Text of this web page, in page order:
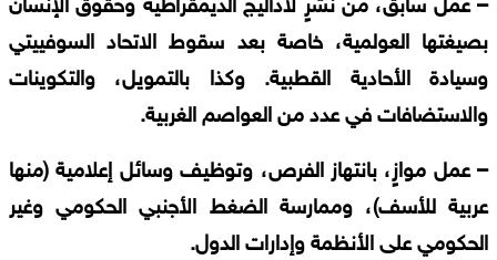
–عمل سابق، من نشرٍ لأداليج الديمقراطية وحقوق الإنسان
بصيغتها العولمية، خاصة بعد سقوط الاتحاد السوفييتي
وسيادة
الأحادية القطبية.وكذا بالتمويل،
والتكوينات
والاستضافات في عدد من العواصم الغربية.
–عمل موازٍ، بانتهاز الفرص، وتوظيف وسائل إعلامية(منها
عربية للأسف)، وممارسة الضغط الأجنبي الحكومي وغير
الحكومي على الأنظمة وإدارات الدول.